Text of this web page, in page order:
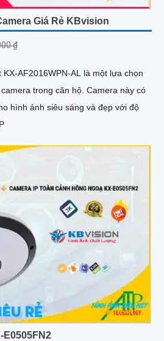
Giá Rẻ KBvision
₫
AF2016WPN-AL là một lựa chọn
căn hộ. Camera này có
hình ảnh siêu sáng và đẹp với độ